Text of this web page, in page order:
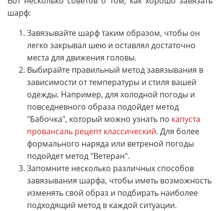
шарф:
Завязывайте шарф таким образом, чтобы он
легко закрывал шею и оставлял достаточно
места для движения головы.
Выбирайте правильный метод завязывания в
зависимости от температуры и стиля вашей
одежды. Например, для холодной погоды и
повседневного образа подойдет метод
"Бабочка", который можно узнать по капуста
провансаль рецепт классический. Для более
формального наряда или ветреной погоды
подойдет метод "Ветеран".
Запомните несколько различных способов
завязывания шарфа, чтобы иметь возможность
изменять свой образ и подбирать наиболее
подходящий метод в каждой ситуации.